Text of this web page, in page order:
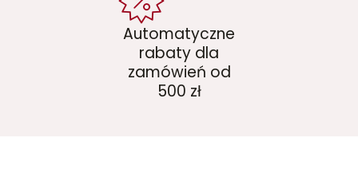
Automatyczne
rabaty dla
zamówień od
500 zł